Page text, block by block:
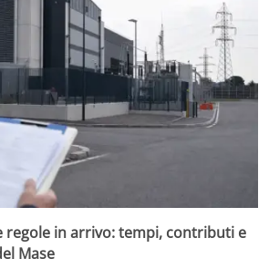
regole in arrivo: tempi, contributi e
Mase